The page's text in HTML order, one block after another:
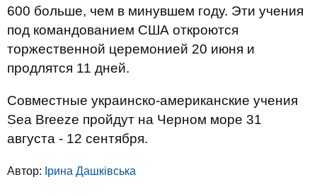
600 больше, чем в минувшем году. Эти учения
под командованием США откроются
торжественной церемонией 20 июня и
продлятся 11 дней.
Совместные украинско-американские учения
Sea Breeze пройдут на Черном море 31
августа - 12 сентября.
Автор: Ірина Дашківська